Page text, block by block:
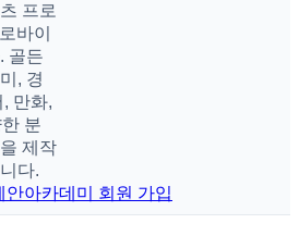
프로
이
든
경
화,
분
작
.
안아카데미 회원 가입